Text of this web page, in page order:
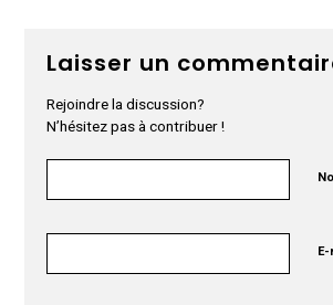
Laisser un
Rejoindre la discussion?
N’hésitez pas à contribuer !